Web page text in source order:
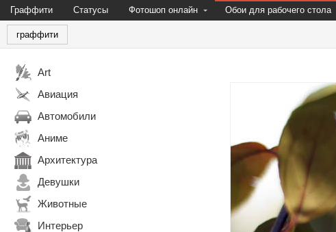
Граффити Статусы Фотошоп онлайн Обои для рабочего стола
граффити
Art
Авиация
Автомобили
Аниме
Архитектура
Девушки
Животные
Интерьер